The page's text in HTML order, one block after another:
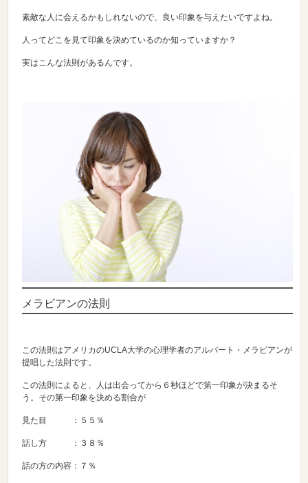
素敵な人に会えるかもしれないので、良い印象を与えたいですよね。
人ってどこを見て印象を決めているのか知っていますか？
実はこんな法則があるんです。
メラビアンの法則
この法則はアメリカのUCLA大学の心理学者のアルバート・メラビアンが
提唱した法則です。
この法則によると、人は出会ってから６秒ほどで第一印象が決まるそ
う。その第一印象を決める割合が
見た目 ：５５％
話し方 ：３８％
話の方の内容：７％